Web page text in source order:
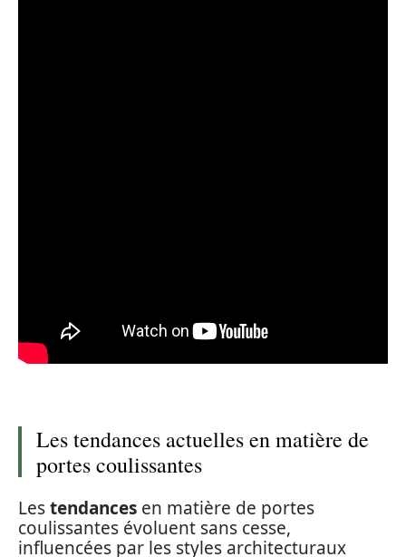
Les tendances actuelles en matière de
portes coulissantes
Lestendances en matière de portes
coulissantes évoluent sans cesse,
influencées par les styles architecturaux